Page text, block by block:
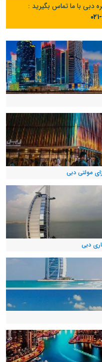
دبی با ما تماس بگیرید :
مولتی دبی
دبی